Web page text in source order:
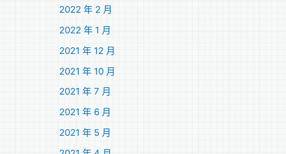
2022 年 2 月
2022 年 1 月
2021 年 12 月
2021 年 10 月
2021 年 7 月
2021 年 6 月
2021 年 5 月